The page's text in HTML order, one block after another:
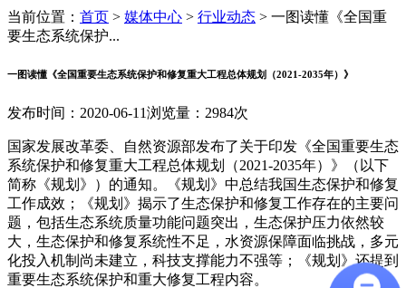
当前位置： 首页 > 媒体中心 > 行业动态 > 一图读懂《全国重
要生态系统保护...
一图读懂《全国重要生态系统保护和修复重大工程总体规划（2021-2035年）》
发布时间：2020-06-11浏览量：2984次
国家发展改革委、自然资源部发布了关于印发《全国重要生态
系统保护和修复重大工程总体规划（2021-2035年）》（以下
简称《规划》）的通知。《规划》中总结我国生态保护和修复
工作成效；《规划》揭示了生态保护和修复工作存在的主要问
题，包括生态系统质量功能问题突出，生态保护压力依然较
大，生态保护和修复系统性不足，水资源保障面临挑战，多元
化投入机制尚未建立，科技支撑能力不强等；《规划》还提到
重要生态系统保护和重大修复工程内容。